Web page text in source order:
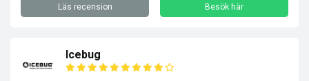
Läs recension Besök här
Icebug